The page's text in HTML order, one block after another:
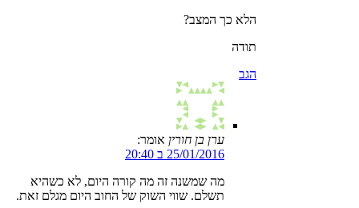
הלא כך המצב?
תודה
הגב
ערן בן חורין אומר:
25/01/2016 ב 20:40
מה שמשנה זה מה קורה היום, לא כשהיא
תשלם. שווי השוק של החוב היום מגלם זאת.